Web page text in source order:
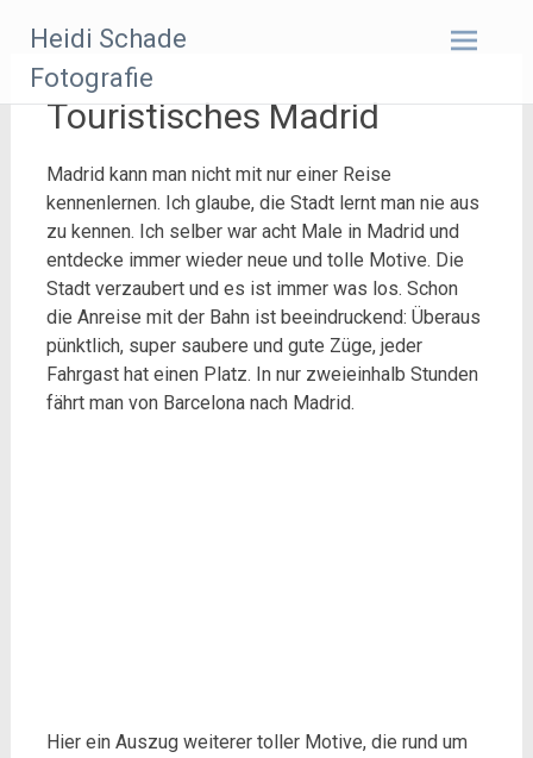
Inhalt
springen
Heidi Schade
Fotografie
Touristisches Madrid
Madrid kann man nicht mit nur einer Reise
kennenlernen. Ich glaube, die Stadt lernt man nie aus
zu kennen. Ich selber war acht Male in Madrid und
entdecke immer wieder neue und tolle Motive. Die
Stadt verzaubert und es ist immer was los. Schon
die Anreise mit der Bahn ist beeindruckend: Überaus
pünktlich, super saubere und gute Züge, jeder
Fahrgast hat einen Platz. In nur zweieinhalb Stunden
fährt man von Barcelona nach Madrid.
Hier ein Auszug weiterer toller Motive, die rund um